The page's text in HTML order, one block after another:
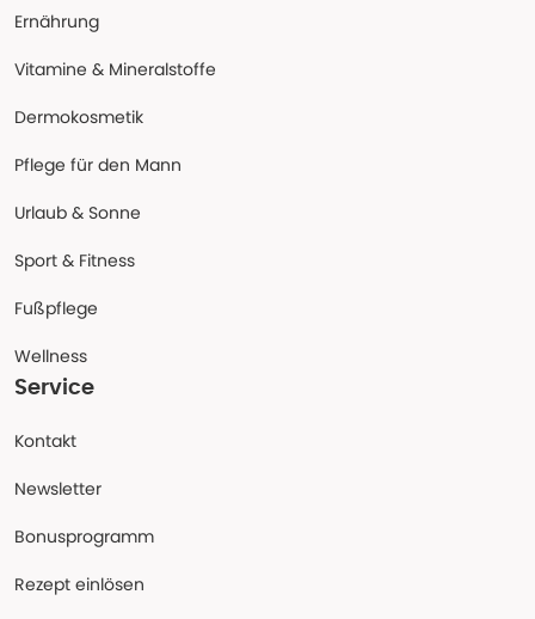
Ernährung
Vitamine & Mineralstoffe
Dermokosmetik
Pflege für den Mann
Urlaub & Sonne
Sport & Fitness
Fußpflege
Wellness
Service
Kontakt
Newsletter
Bonusprogramm
Rezept einlösen